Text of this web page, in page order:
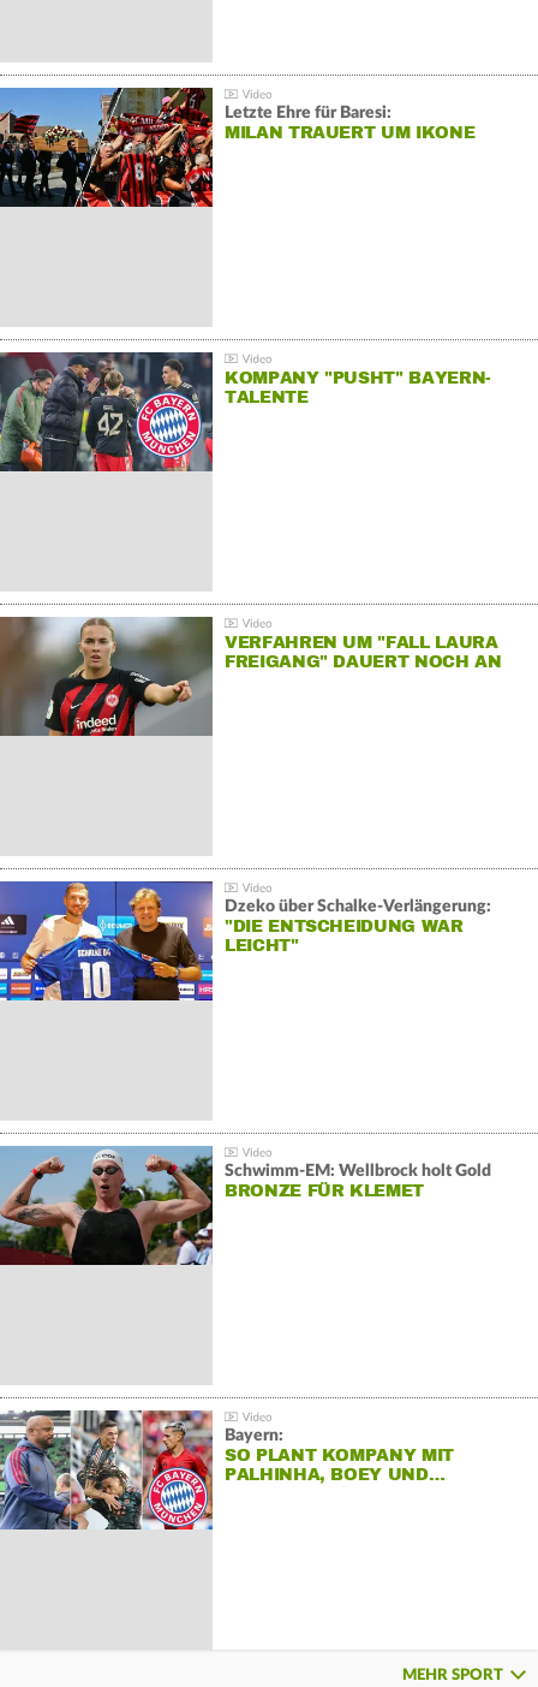
Letzte Ehre für Baresi:
MILAN TRAUERT UM IKONE
KOMPANY "PUSHT" BAYERN-
TALENTE
VERFAHREN UM "FALL LAURA
FREIGANG" DAUERT NOCH AN
Dzeko über Schalke-Verlängerung:
"DIE ENTSCHEIDUNG WAR
LEICHT"
Schwimm-EM: Wellbrock holt Gold
BRONZE FÜR KLEMET
Bayern:
SO PLANT KOMPANY MIT
PALHINHA, BOEY UND…
MEHR SPORT